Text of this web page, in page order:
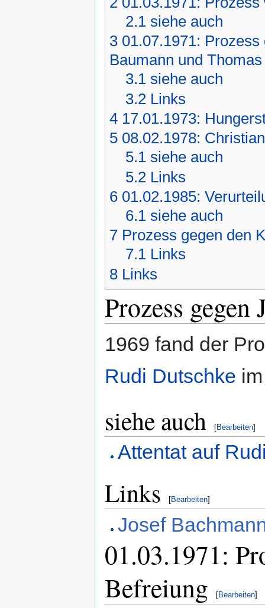
2.1 siehe auch
3 01.07.1971:
Baumann und
3.1 siehe auch
3.2 Links
4 17.01.1973:
5 08.02.1978:
5.1 siehe auch
5.2 Links
6 01.02.1985:
6.1 siehe auch
7 Prozess gegen den
7.1 Links
8 Links
Prozess gegen
1969 fand der
Rudi Dutschke
siehe auch [Bearbeiten]
Attentat auf
Links [Bearbeiten]
Josef
01.03.1971:
Befreiung
[Bearbeiten]